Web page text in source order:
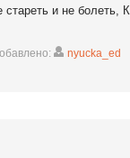
и не болеть,
nyucka_ed